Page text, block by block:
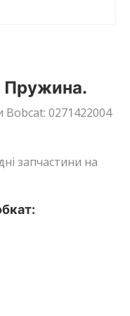
Пружина.
0271422004
запчастини на